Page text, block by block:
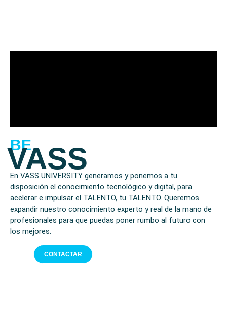
BE
VASS
En VASS UNIVERSITY generamos y ponemos a tu
disposición el conocimiento tecnológico y digital, para
acelerar e impulsar el TALENTO, tu TALENTO. Queremos
expandir nuestro conocimiento experto y real de la mano de
profesionales para que puedas poner rumbo al futuro con
los mejores.
CONTACTAR